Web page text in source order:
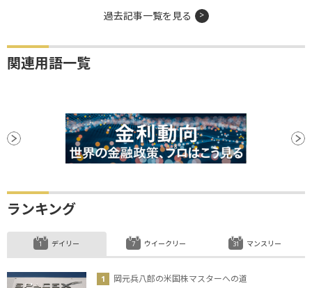
過去記事一覧を見る
関連用語一覧
ランキング
デイリー
岡元兵八郎の米国株マスターへの道
ウイークリー マンスリー